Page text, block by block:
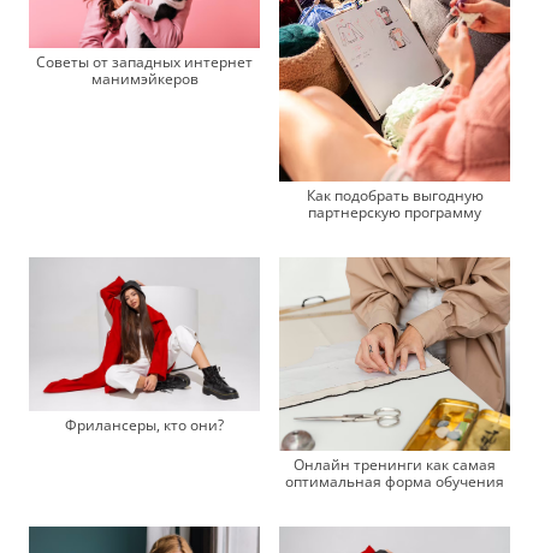
Советы от западных интернет
манимэйкеров
Как подобрать выгодную
партнерскую программу
Фрилансеры, кто они?
Онлайн тренинги как самая
оптимальная форма обучения